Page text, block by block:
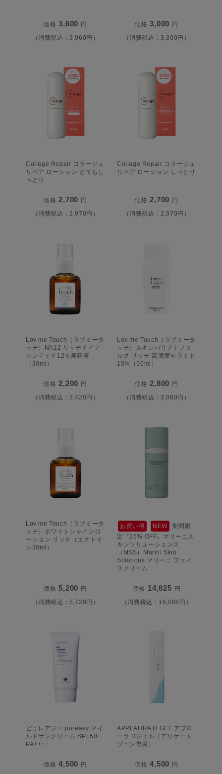
価格 3,600 円
（消費税込：3,960円）
価格 3,000 円
（消費税込：3,300円）
Collage Repair コラージュ
リペア ローション とてもし
っとり
価格 2,700 円
（消費税込：2,970円）
Collage Repair コラージュ
リペア ローション しっとり
価格 2,700 円
（消費税込：2,970円）
Lov me Touch（ラブミータ
ッチ）NA12 リッチナイア
シンアミド12％美容液
（30ml）
価格 2,200 円
（消費税込：2,420円）
Lov me Touch（ラブミータ
ッチ）スキンバリアナノミ
ルク リッチ 高濃度セラミド
15%（50ml）
価格 2,800 円
（消費税込：3,080円）
Lov me Touch（ラブミータ
ッチ）ホワイトシャインロ
ーション リッチ（エクトイ
ン30ml）
価格 5,200 円
（消費税込：5,720円）
お買い得 NEW
期間限
定『25% OFF』マリーニス
キンソリューションズ
（MSS）Marini Skin
Solutions マリーニ フェイ
スクリーム
価格 14,625 円
（消費税込：16,088円）
ピュレアジー pureasy マイ
ルドサンクリーム SPF50+
PA++++
価格 4,500 円
APPLAURA D GEL アプロ
ーラ Dジェル（デリケート
ゾーン専用）
価格 4,500 円